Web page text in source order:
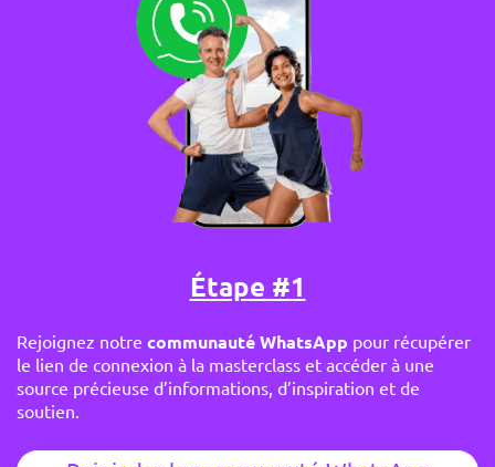
Étape #1
Rejoignez notre communauté WhatsApp pour récupérer
le lien de connexion à la masterclass et accéder à une
source précieuse d’informations, d’inspiration et de
soutien.